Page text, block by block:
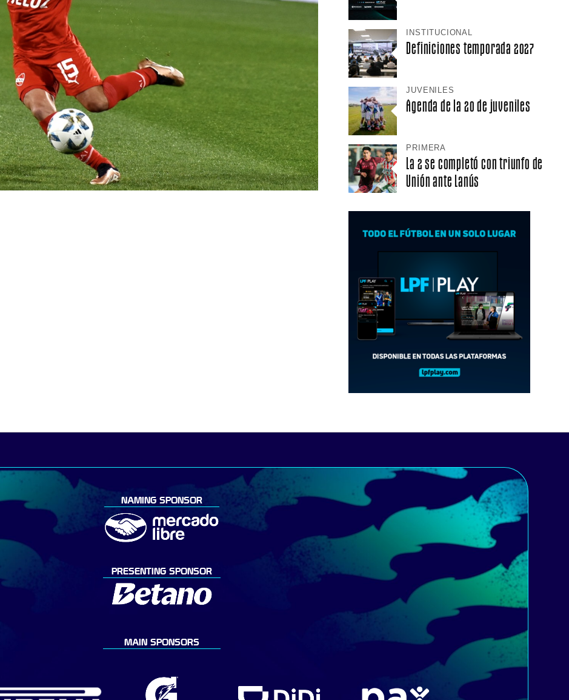
INSTITUCIONAL
Definiciones temporada 2027
JUVENILES
Agenda de la 20 de juveniles
PRIMERA
La 2 se completó con triunfo de
Unión ante Lanús
NAMING SPONSOR
PRESENTING SPONSOR
MAIN SPONSORS